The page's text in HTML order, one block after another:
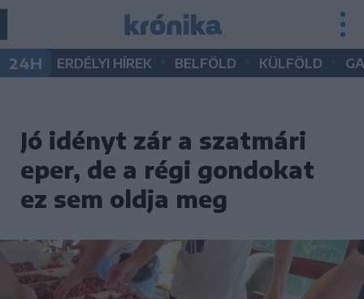
24H ERDÉLYI HÍREK BELFÖLD KÜLFÖLD
Jó idényt zár a szatmári
eper, de a régi gondokat
ez sem oldja meg